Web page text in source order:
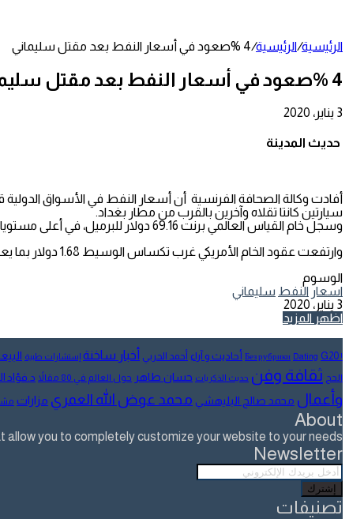
الرئيسية/الرئيسية/4 %صعود في أسعار النفط بعد مقتل سليماني
4 %صعود في أسعار النفط بعد مقتل سليماني
3 يناير، 2020
فيسبوك
لينكدإن
واتساب
تيلقرام
مشاركة
عبر
البريد
طباعة
حديث المدينة
سيارتين كانتا تقلاه وآخرين بالقرب من مطار بغداد.
وسجل خام القياس العالمي برنت 69.16 دولار للبرميل، في أعلى مستوياته منذ 17 سبتمبر، لكنه انحسر لاحقًا إلى 68.21 دولار، لتصبح مكاسبه 1.96 دولار بما يعادل 3%.
وارتفعت عقود الخام الأمريكي غرب تكساس الوسيط 1.68 دولار بما يعادل 2.8% لتسجل 62.86 دولار للبرميل، بعد أن قفزت في وقت سابق إلى 63.84 دولار للبرميل، أعلى مستوى منذ أول مايو.
الوسوم
اسعار النفط سليماني
3 يناير، 2020
فيسبوك
تويتر
لينكدإن
واتساب
تيلقرام
مشاركة
طباعة
اظهر المزيد
! Без рубрики
Dating G20 أحاديث و آراء أحمد الحربي أخبار ساخنة إستشارات طبية
الحج ثقافة وفن حديث الذكريات حسان طاهر حول العالم في 80 مقالاً د.فؤاد
وأعمال محمد صالح البليهشي محمد عوض الله العمري مزارات
About
you to completely customize your website to your needs.
Newsletter
أدخل
بريدك
الإلكتروني
تصنيفات